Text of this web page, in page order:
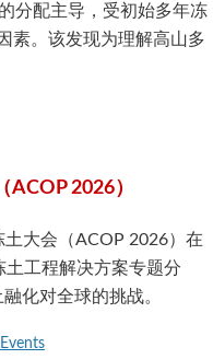
分配主导，受初始多年冻
素。该发现为理解高山多
2026）
大会（ACOP 2026）在
土工程解决方案专题分
化对全球的挑战。